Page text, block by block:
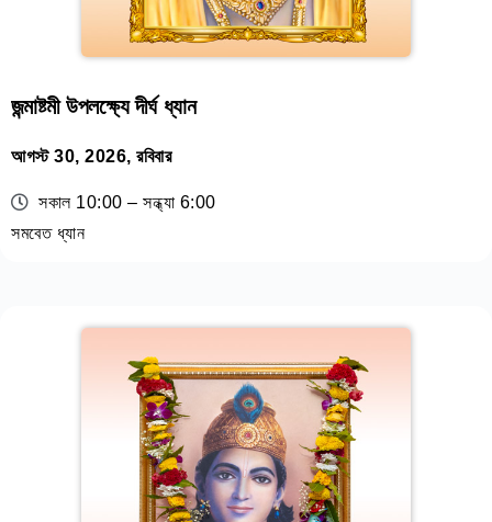
জন্মাষ্টমী উপলক্ষ্যে দীর্ঘ ধ্যান
আগস্ট 30, 2026, রবিবার
সকাল 10:00 – সন্ধ্যা 6:00
সমবেত ধ্যান